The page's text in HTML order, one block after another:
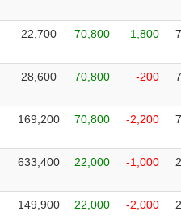
22,700 70,800 1,800
28,600 70,800 -200
169,200 70,800 -2,200
633,400 22,000 -1,000
149,900 22,000 -2,000